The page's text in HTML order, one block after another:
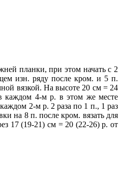
планки, при этом начать с 2
изн. ряду после кром. и 5 п.
вязкой. На высоте 20 см = 24
каждом 4-м р. в этом же месте
2-м р. 2 раза по 1 п., 1 раз
на 8 п. после кром. вязать для
17 (19-21) см = 20 (22-26) р. от